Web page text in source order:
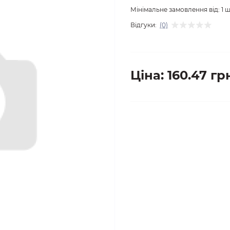
Мінімальне замовлення від: 1
Відгуки: (0)
Ціна: 160.47